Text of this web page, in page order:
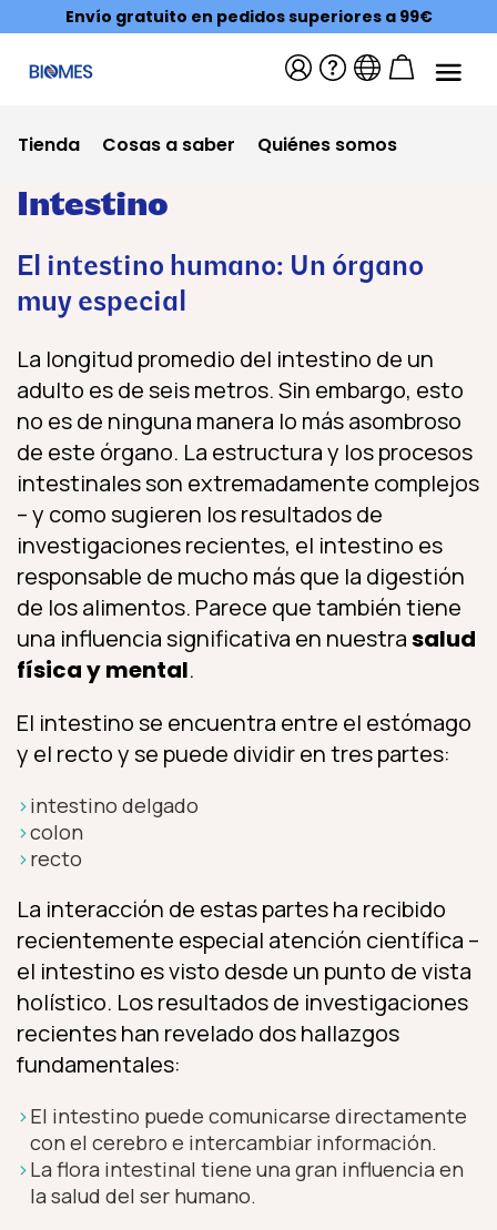
Envío gratuito en pedidos superiores a 99€
Tienda Cosas a saber Quiénes somos
Intestino
El intestino humano: Un órgano
muy especial
La longitud promedio del intestino de un
adulto es de seis metros. Sin embargo, esto
no es de ninguna manera lo más asombroso
de este órgano. La estructura y los procesos
intestinales son extremadamente complejos
– y como sugieren los resultados de
investigaciones recientes, el intestino es
responsable de mucho más que la digestión
de los alimentos. Parece que también tiene
una influencia significativa en nuestrasalud
física y mental.
El intestino se encuentra entre el estómago
y el recto y se puede dividir en tres partes:
intestino delgado
colon
recto
La interacción de estas partes ha recibido
recientemente especial atención científica –
el intestino es visto desde un punto de vista
holístico. Los resultados de investigaciones
recientes han revelado dos hallazgos
fundamentales:
El intestino puede comunicarse directamente
con el cerebro e intercambiar información.
La flora intestinal tiene una gran influencia en
la salud del ser humano.